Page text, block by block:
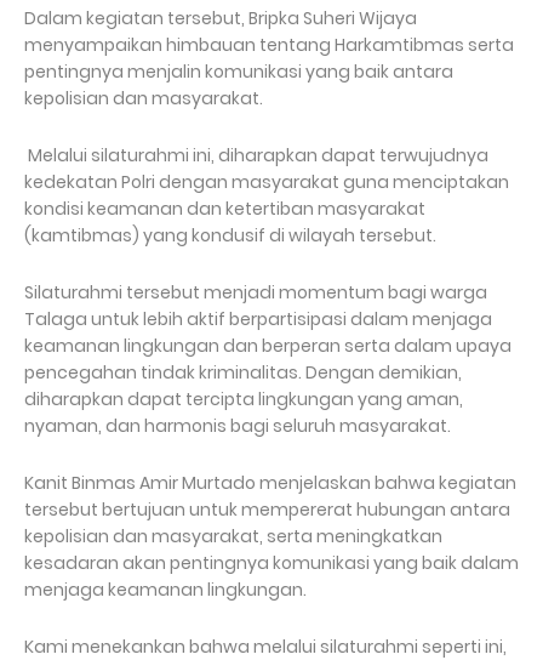
Dalam kegiatan tersebut, Bripka Suheri Wijaya
menyampaikan himbauan tentang Harkamtibmas serta
pentingnya menjalin komunikasi yang baik antara
kepolisian dan masyarakat.
Melalui silaturahmi ini, diharapkan dapat terwujudnya
kedekatan Polri dengan masyarakat guna menciptakan
kondisi keamanan dan ketertiban masyarakat
(kamtibmas) yang kondusif di wilayah tersebut.
Silaturahmi tersebut menjadi momentum bagi warga
Talaga untuk lebih aktif berpartisipasi dalam menjaga
keamanan lingkungan dan berperan serta dalam upaya
pencegahan tindak kriminalitas. Dengan demikian,
diharapkan dapat tercipta lingkungan yang aman,
nyaman, dan harmonis bagi seluruh masyarakat.
Kanit Binmas Amir Murtado menjelaskan bahwa kegiatan
tersebut bertujuan untuk mempererat hubungan antara
kepolisian dan masyarakat, serta meningkatkan
kesadaran akan pentingnya komunikasi yang baik dalam
menjaga keamanan lingkungan.
Kami menekankan bahwa melalui silaturahmi seperti ini,